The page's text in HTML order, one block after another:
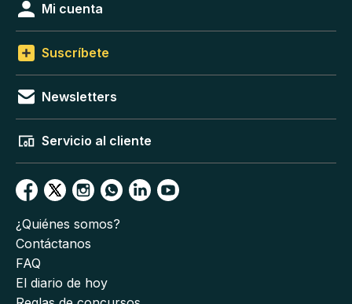
Mi cuenta
Suscríbete
Newsletters
Servicio al cliente
¿Quiénes somos?
Contáctanos
FAQ
El diario de hoy